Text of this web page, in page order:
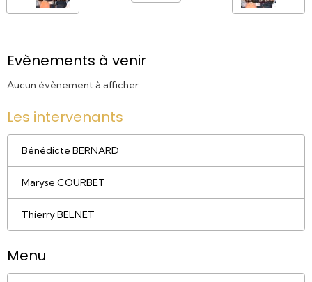
Evènements à venir
Aucun évènement à afficher.
Les intervenants
Bénédicte BERNARD
Maryse COURBET
Thierry BELNET
Menu